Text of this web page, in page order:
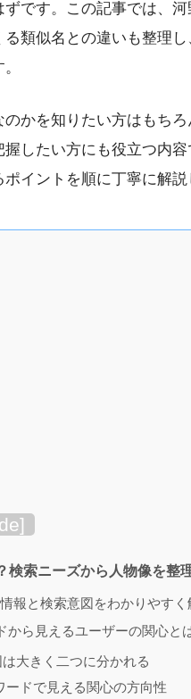
です。この記事では、
る類似名との違いも整理
かを知りたい方はもち
したい方にも役立つ内
イントを順に丁寧に解説
]
検索ニーズから人物像を整
報と検索意図をわかりやすく
から見えるユーザーの関心と
大きく二つに分かれる
ードで見える関心の方向性